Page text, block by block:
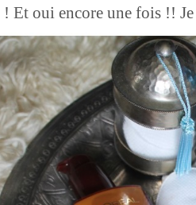
Et oui encore une fois !!